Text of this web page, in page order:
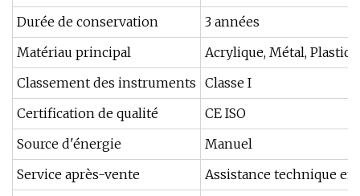
Durée de conservation
3 années
Matériau principal
Acrylique, Métal,
Classement des instruments Classe I
Certification de qualité
CE ISO
Source d'énergie
Manuel
Service après-vente
Assistance technique